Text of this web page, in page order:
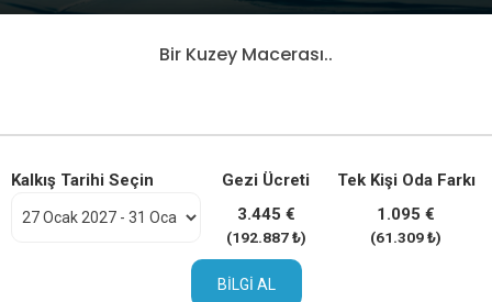
Bir Kuzey Macerası..
Kalkış Tarihi Seçin
Gezi Ücreti
3.445 €
(192.887 ₺)
Tek Kişi Oda Farkı
1.095 €
(61.309 ₺)
BILGI AL